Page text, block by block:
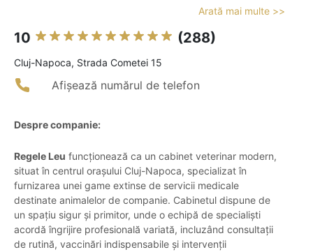
Arată mai multe >>
10 (288)
Cluj-Napoca, Strada Cometei 15
Afișează numărul de telefon
Despre companie:
Regele Leu funcționează ca un cabinet veterinar modern,
situat în centrul orașului Cluj-Napoca, specializat în
furnizarea unei game extinse de servicii medicale
destinate animalelor de companie. Cabinetul dispune de
un spațiu sigur și primitor, unde o echipă de specialiști
acordă îngrijire profesională variată, incluzând consultații
de rutină, vaccinări indispensabile și intervenții